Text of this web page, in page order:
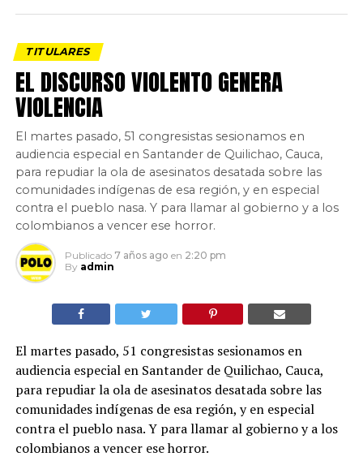
TITULARES
EL DISCURSO VIOLENTO GENERA
VIOLENCIA
El martes pasado, 51 congresistas sesionamos en
audiencia especial en Santander de Quilichao, Cauca,
para repudiar la ola de asesinatos desatada sobre las
comunidades indígenas de esa región, y en especial
contra el pueblo nasa. Y para llamar al gobierno y a los
colombianos a vencer ese horror.
Publicado 7 años ago en 2:20 pm
By admin
El martes pasado, 51 congresistas sesionamos en
audiencia especial en Santander de Quilichao, Cauca,
para repudiar la ola de asesinatos desatada sobre las
comunidades indígenas de esa región, y en especial
contra el pueblo nasa. Y para llamar al gobierno y a los
colombianos a vencer ese horror.